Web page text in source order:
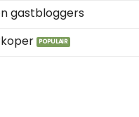
gastbloggers